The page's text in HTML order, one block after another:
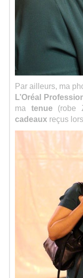
Par ailleurs, ma
L’Oréal
ma tenue (robe
cadeaux reçus